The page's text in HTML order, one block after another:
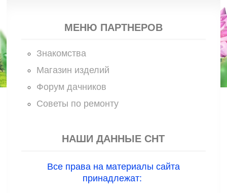
МЕНЮ ПАРТНЕРОВ
Знакомства
Магазин изделий
Форум дачников
Советы по ремонту
НАШИ ДАННЫЕ СНТ
Все права на материалы сайта
принадлежат: